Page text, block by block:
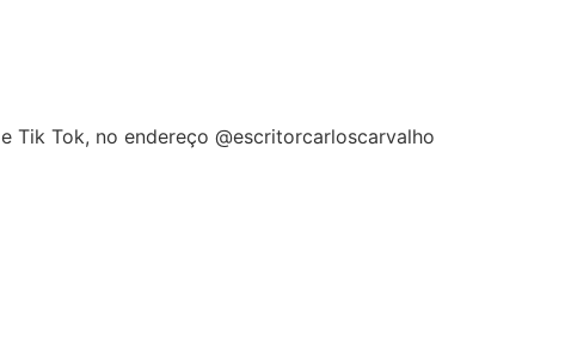
Tik Tok, no endereço @escritorcarloscarvalho